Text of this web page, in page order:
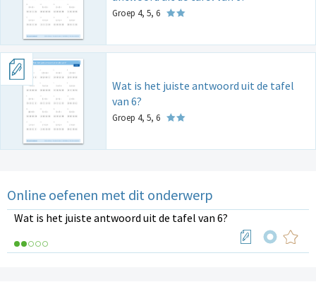
Groep 4, 5, 6
Wat is het juiste antwoord uit de tafel
van 6?
Groep 4, 5, 6
Online oefenen met dit onderwerp
Wat is het juiste antwoord uit de tafel van 6?